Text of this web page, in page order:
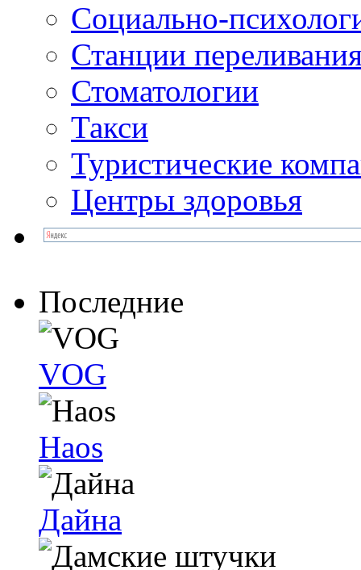
Социально-
Станции
Стоматологии
Такси
Туристические
Центры здоровья
Последние
VOG
Haos
Дайна